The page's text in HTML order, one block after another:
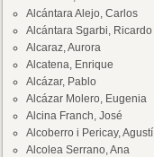
Alcántara Alejo, Carlos
Alcántara Sgarbi, Ricardo
Alcaraz, Aurora
Alcatena, Enrique
Alcázar, Pablo
Alcázar Molero, Eugenia
Alcina Franch, José
Alcoberro i Pericay, Agustí
Alcolea Serrano, Ana